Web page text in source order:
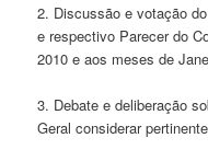
2. Discussão e votação
e respectivo Parecer do
2010 e aos meses de
3. Debate e deliberação
Geral considerar